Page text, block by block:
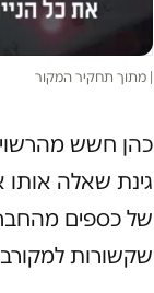
| מתוך תחקיר המקור
כהן חשש
גינת שאלה
של כספים
שקשורות